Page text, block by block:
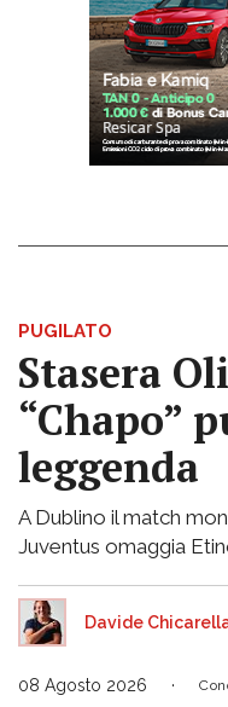
PUGILATO
Stasera
“Chapo”
leggenda
A Dublino il match
Juventus omaggia
Davide
08 Agosto 2026